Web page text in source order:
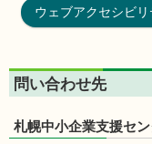
ウェブアクセシビ
問い合わせ先
札幌中小企業支援セ